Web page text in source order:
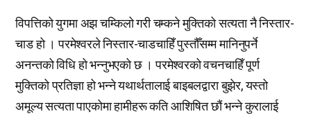
विपत्तिको युगमा अझ चम्किलो गरी चम्कने मुक्तिको सत्यता नै निस्तार-
चाड हो । परमेश्वरले निस्तार-चाडचाहिँ पुस्तौँसम्म मानिनुपर्ने
अनन्तको विधि हो भन्नुभएको छ । परमेश्वरको वचनचाहिँ पूर्ण
मुक्तिको प्रतिज्ञा हो भन्ने यथार्थतालाई बाइबलद्वारा बुझेर, यस्तो
अमूल्य सत्यता पाएकोमा हामीहरू कति आशिषित छौं भन्ने कुरालाई